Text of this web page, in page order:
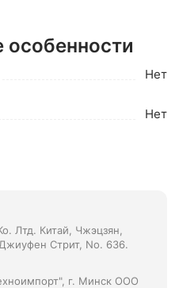
Нет
Нет
Лтд. Китай, Чжэцзян,
Стрит, No. 636.
г. Минск ООО